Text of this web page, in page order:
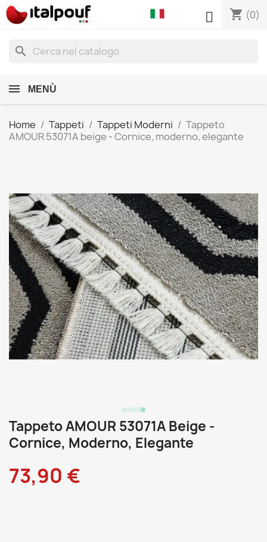
shopping_cart (0)

search
MENÙ
Home Tappeti Tappeti Moderni
Tappeto
AMOUR 53071A beige - Cornice, moderno, elegante
Tappeto AMOUR 53071A Beige -
Cornice, Moderno, Elegante
73,90 €